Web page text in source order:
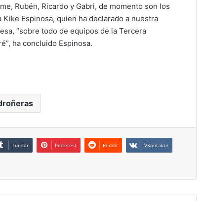
Rubén, Ricardo y Gabri, de momento son los
Espinosa, quien ha declarado a nuestra
“sobre todo de equipos de la Tercera
ha concluido Espinosa.
Tumblr Pinterest Reddit VKontakte